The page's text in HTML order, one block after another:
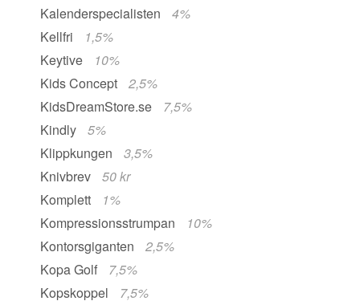
Kalenderspecialisten
4%
Kellfri
1,5%
Keytive
10%
Kids Concept
2,5%
KidsDreamStore.se
7,5%
Kindly
5%
Klippkungen
3,5%
Knivbrev
50 kr
Komplett
1%
Kompressionsstrumpan
10%
Kontorsgiganten
2,5%
Kopa Golf
7,5%
Kopskoppel
7,5%